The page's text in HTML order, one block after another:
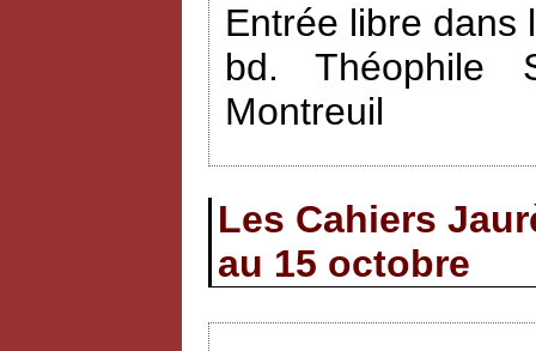
Entrée libre dans
bd. Théophile
Montreuil
Les Cahiers
au 15 octobre